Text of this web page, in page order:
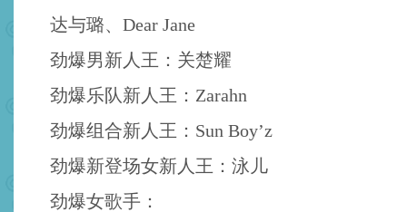
达与璐、Dear Jane
劲爆男新人王：关楚耀
劲爆乐队新人王：Zarahn
劲爆组合新人王：Sun Boy’z
劲爆新登场女新人王：泳儿
劲爆女歌手：